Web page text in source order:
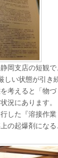
岡支店の短観
しい状態が引き
考えると「物
況にあります。
した『溶接作
の起爆剤になる